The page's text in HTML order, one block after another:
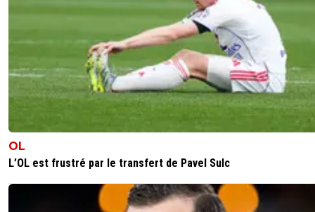
OL
L’OL est frustré par le transfert de Pavel Sulc